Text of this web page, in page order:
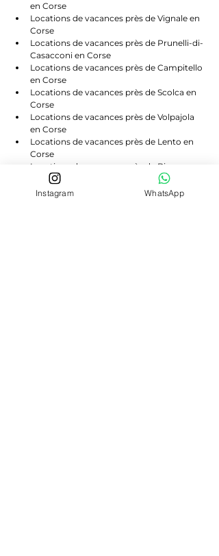
en Corse
Locations de vacances près de Vignale en
Corse
Locations de vacances près de Prunelli-di-
Casacconi en Corse
Locations de vacances près de Campitello
en Corse
Locations de vacances près de Scolca en
Corse
Locations de vacances près de Volpajola
en Corse
Locations de vacances près de Lento en
Corse
Locations de vacances près de Bigorno en
Corse
Locations de vacances près de
Instagram WhatsApp